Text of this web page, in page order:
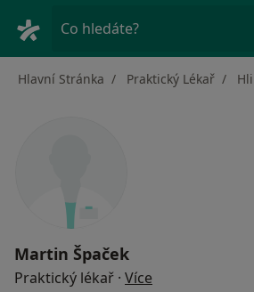
Co hledáte?
Hlavní Stránka Praktický Lékař
Martin Špaček
Praktický lékař · Více